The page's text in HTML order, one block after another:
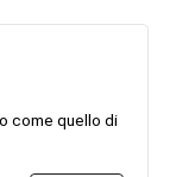
come quello di